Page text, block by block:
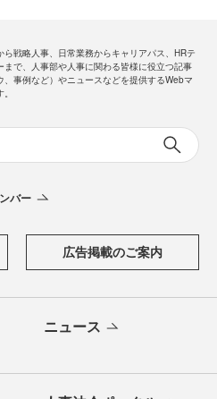
ら戦略人事、日常業務からキャリアパス、HRテ
まで、人事部や人事に関わる皆様に役立つ記事
、事例など）やニュースなどを提供するWebマ
バー
広告掲載のご案内
ニュース